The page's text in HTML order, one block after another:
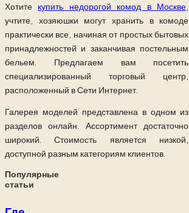
Хотите купить недорогой комод в Москве,
учтите, хозяюшки могут хранить в комоде
практически все, начиная от простых бытовых
принадлежностей и заканчивая постельным
бельем. Предлагаем вам посетить
специализированный торговый центр,
расположенный в Сети Интернет.
Галерея моделей представлена в одном из
разделов онлайн. Ассортимент достаточно
широкий. Стоимость является низкой,
доступной разным категориям клиентов.
Популярные
статьи